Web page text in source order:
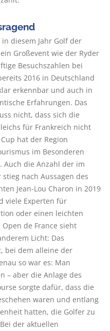
diesem Jahr Golf der
Großevent wie der Ryder
Besuchszahlen bei
2016 in Deutschland
erkennbar und auch in
Erfahrungen. Das
nicht, dass sich die
für Frankreich nicht
hat der Region
im Besonderen
Auch die Anzahl der im
nach Aussagen des
Jean-Lou Charon in 2019
viele Experten für
oder einen leichten
de France sieht
Licht: Das
bei dem alleine der
so war es: Man
– aber die Anlage des
sorgte dafür, dass die
waren und entlang
hatten, die Golfer zu
der aktuellen